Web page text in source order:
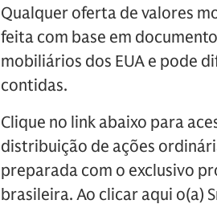
Qualquer oferta de valores
feita com base em
mobiliários dos EUA e pode
contidas.
Clique no link abaixo para
distribuição de ações
preparada com o exclusivo
brasileira. Ao clicar aqui o(a)